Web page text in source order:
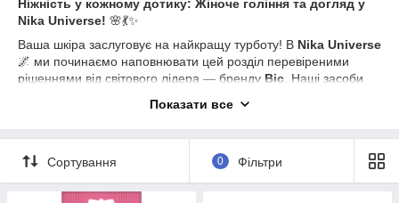
Ніжність у кожному дотику: Жіноче гоління та догляд у
Nika Universe! 🌸💃✨
Ваша шкіра заслуговує на найкращу турботу! В Nika Universe
🌌 ми починаємо наповнювати цей розділ перевіреними
рішеннями від світового лідера — бренду Bic . Наші засоби
комфортним, швидким та дбайливим. ✅💎
Ваш секрет ідеальної гладкості:🧐📦
Класика комфорту від Bic:✨ Стартуємо з
розроблена форма та гострота лез дозволяють легко
Показати все
Сортування 0 Фільтри